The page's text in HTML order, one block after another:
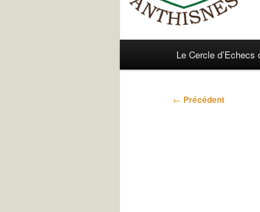
Le Cercle d’Echecs
Navigation
← Précédent